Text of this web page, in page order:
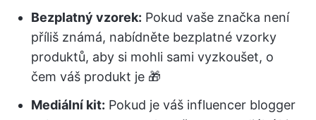
Bezplatný vzorek: Pokud vaše značka není
příliš známá, nabídněte bezplatné vzorky
produktů, aby si mohli sami vyzkoušet, o
čem váš produkt je 🎁
Mediální kit: Pokud je váš influencer blogger